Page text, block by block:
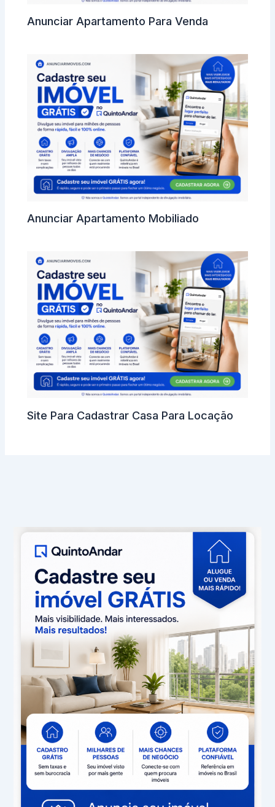
Anunciar Apartamento Para Venda
Anunciar Apartamento Mobiliado
Site Para Cadastrar Casa Para Locação